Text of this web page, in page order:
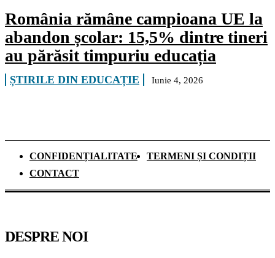
România rămâne campioana UE la
abandon școlar: 15,5% dintre tineri
au părăsit timpuriu educația
ȘTIRILE DIN EDUCAȚIE Iunie 4, 2026
CONFIDENȚIALITATE
TERMENI ȘI CONDIȚII
CONTACT
DESPRE NOI